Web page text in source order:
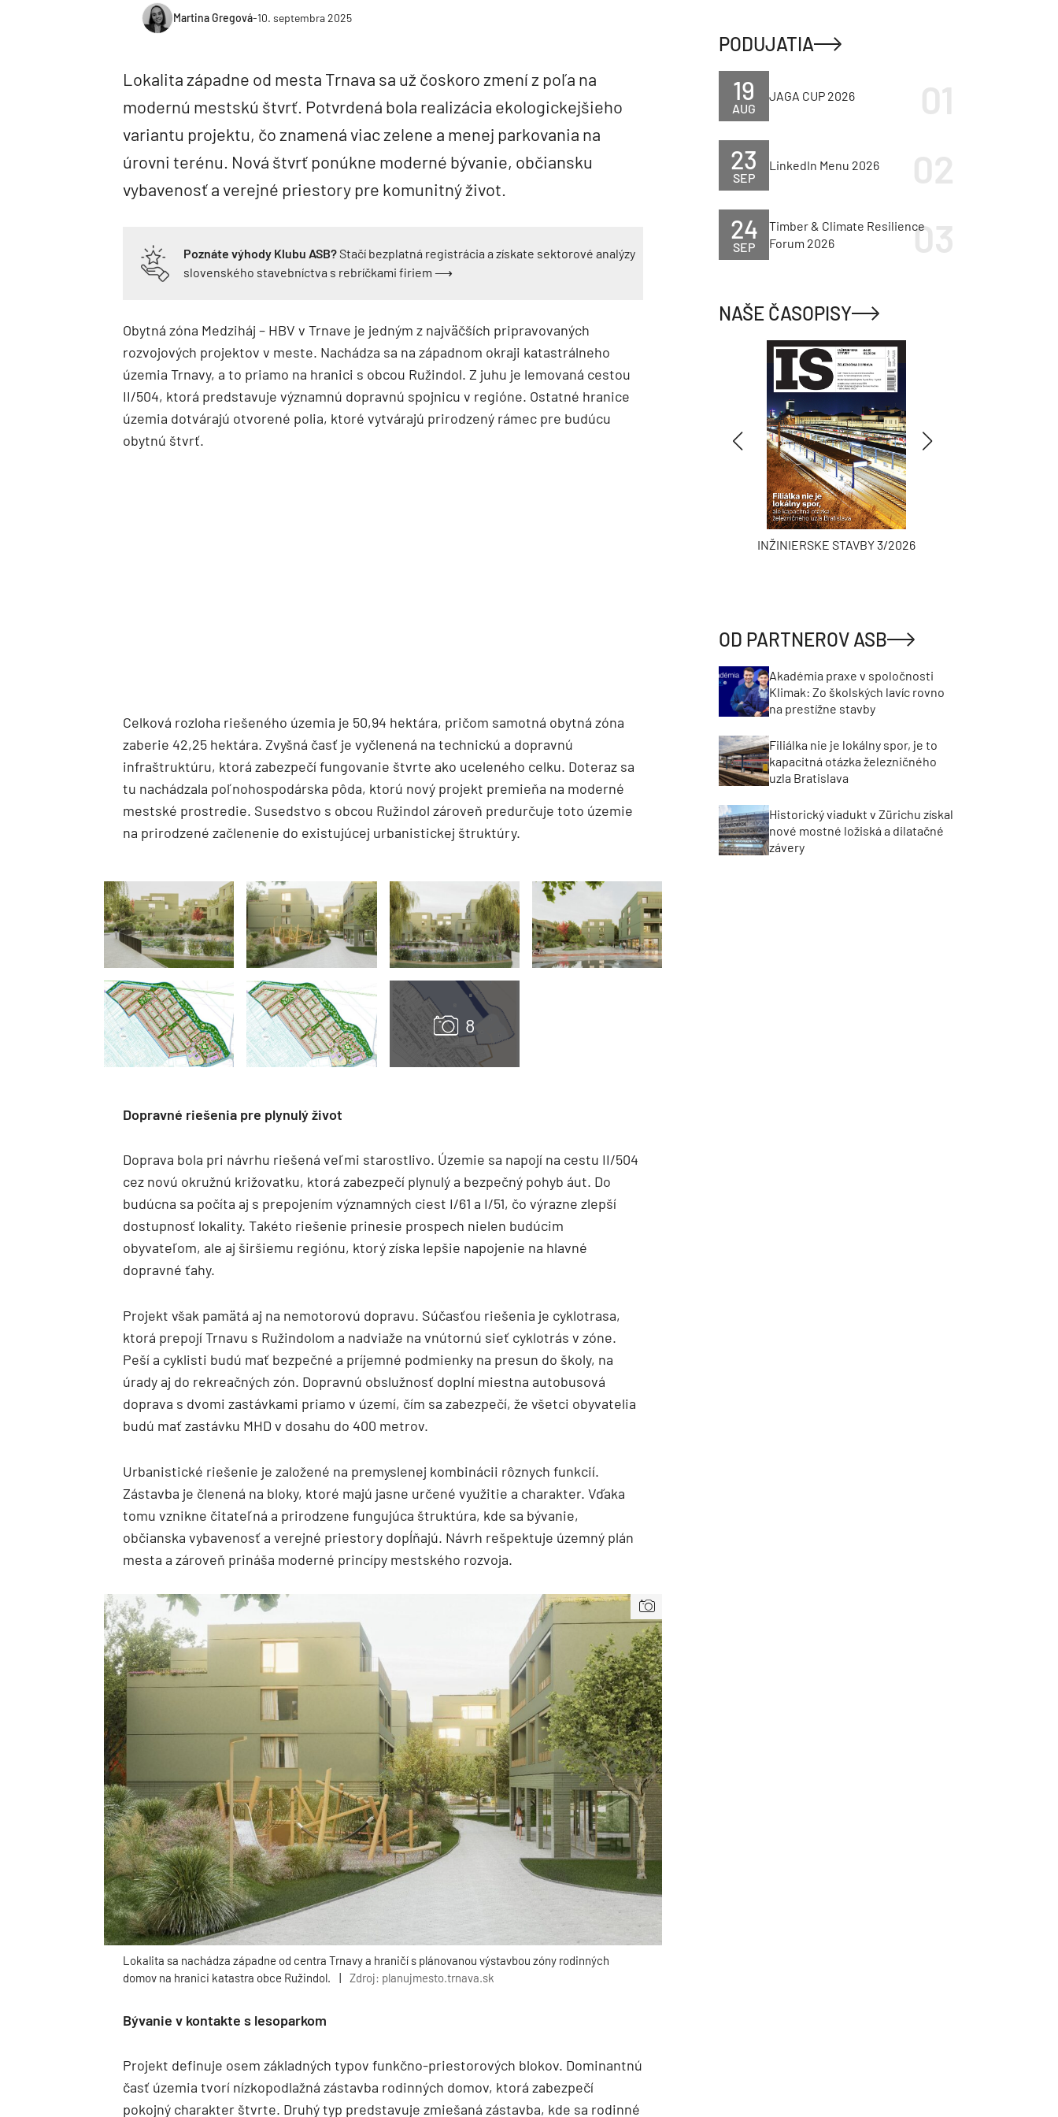
Martina Gregová-10. septembra 2025
Lokalita západne od mesta Trnava sa už čoskoro zmení z poľa na
modernú mestskú štvrť. Potvrdená bola realizácia ekologickejšieho
variantu projektu, čo znamená viac zelene a menej parkovania na
úrovni terénu. Nová štvrť ponúkne moderné bývanie, občiansku
vybavenosť a verejné priestory pre komunitný život.
Poznáte výhody Klubu ASB?Stačí bezplatná registrácia a získate sektorové analýzy
slovenského stavebníctva s rebríčkami firiem ⟶
Obytná zóna Medziháj – HBV v Trnave je jedným z najväčších pripravovaných
rozvojových projektov v meste. Nachádza sa na západnom okraji katastrálneho
územia Trnavy, a to priamo na hranici s obcou Ružindol. Z juhu je lemovaná cestou
II/504, ktorá predstavuje významnú dopravnú spojnicu v regióne. Ostatné hranice
územia dotvárajú otvorené polia, ktoré vytvárajú prirodzený rámec pre budúcu
obytnú štvrť.
Celková rozloha riešeného územia je 50,94 hektára, pričom samotná obytná zóna
zaberie 42,25 hektára. Zvyšná časť je vyčlenená na technickú a dopravnú
infraštruktúru, ktorá zabezpečí fungovanie štvrte ako uceleného celku. Doteraz sa
tu nachádzala poľnohospodárska pôda, ktorú nový projekt premieňa na moderné
mestské prostredie. Susedstvo s obcou Ružindol zároveň predurčuje toto územie
na prirodzené začlenenie do existujúcej urbanistickej štruktúry.
Dopravné riešenia pre plynulý život
Doprava bola pri návrhu riešená veľmi starostlivo. Územie sa napojí na cestu II/504
cez novú okružnú križovatku, ktorá zabezpečí plynulý a bezpečný pohyb áut. Do
budúcna sa počíta aj s prepojením významných ciest I/61 a I/51, čo výrazne zlepší
dostupnosť lokality. Takéto riešenie prinesie prospech nielen budúcim
obyvateľom, ale aj širšiemu regiónu, ktorý získa lepšie napojenie na hlavné
dopravné ťahy.
Projekt však pamätá aj na nemotorovú dopravu. Súčasťou riešenia je cyklotrasa,
ktorá prepojí Trnavu s Ružindolom a nadviaže na vnútornú sieť cyklotrás v zóne.
Peší a cyklisti budú mať bezpečné a príjemné podmienky na presun do školy, na
úrady aj do rekreačných zón. Dopravnú obslužnosť doplní miestna autobusová
doprava s dvomi zastávkami priamo v území, čím sa zabezpečí, že všetci obyvatelia
budú mať zastávku MHD v dosahu do 400 metrov.
Urbanistické riešenie je založené na premyslenej kombinácii rôznych funkcií.
Zástavba je členená na bloky, ktoré majú jasne určené využitie a charakter. Vďaka
tomu vznikne čitateľná a prirodzene fungujúca štruktúra, kde sa bývanie,
občianska vybavenosť a verejné priestory dopĺňajú. Návrh rešpektuje územný plán
mesta a zároveň prináša moderné princípy mestského rozvoja.
Lokalita sa nachádza západne od centra Trnavy a hraničí s plánovanou výstavbou zóny rodinných
domov na hranici katastra obce Ružindol.
| Zdroj: planujmesto.trnava.sk
Bývanie v kontakte s lesoparkom
Projekt definuje osem základných typov funkčno-priestorových blokov. Dominantnú
časť územia tvorí nízkopodlažná zástavba rodinných domov, ktorá zabezpečí
pokojný charakter štvrte. Druhý typ predstavuje zmiešaná zástavba, kde sa rodinné
PODUJATIA
AUG
19 JAGA CUP 2026
SEP
23 LinkedIn Menu 2026
SEP
24
Timber & Climate Resilience
Forum 2026
NAŠE ČASOPISY
INŽINIERSKE STAVBY 3/2026
OD PARTNEROV ASB
Akadémia praxe v spoločnosti
Klimak: Zo školských lavíc rovno
na prestížne stavby
Filiálka nie je lokálny spor, je to
kapacitná otázka železničného
uzla Bratislava
Historický viadukt v Zürichu získal
nové mostné ložiská a dilatačné
závery